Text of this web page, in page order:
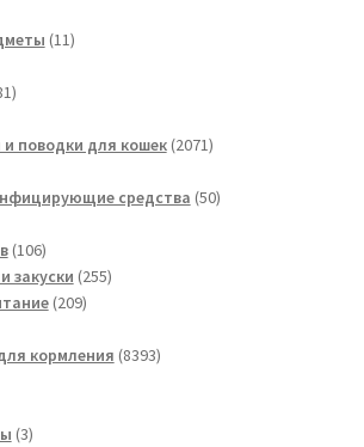
1111
181
поводки для кошек 20712071
средства 5050
106106
товаров
закуски 255255
209209
кормления 83938393
33